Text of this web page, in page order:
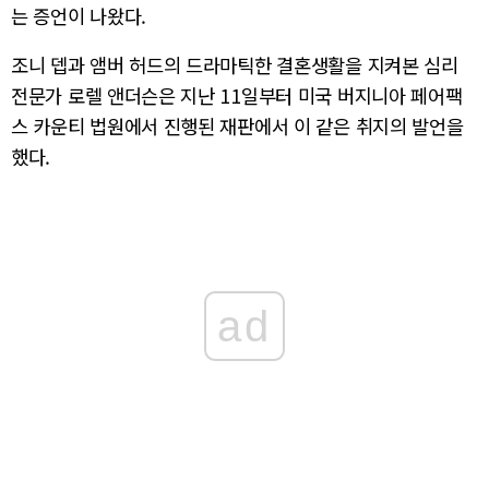
는 증언이 나왔다.
조니 뎁과 앰버 허드의 드라마틱한 결혼생활을 지켜본 심리
전문가 로렐 앤더슨은 지난 11일부터 미국 버지니아 페어팩
스 카운티 법원에서 진행된 재판에서 이 같은 취지의 발언을
했다.
ad